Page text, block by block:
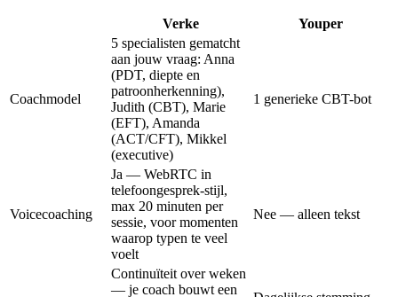
Verke Youper
Coachmodel
5 specialisten gematcht
aan jouw vraag: Anna
(PDT, diepte en
patroonherkenning),
Judith (CBT), Marie
(EFT), Amanda
(ACT/CFT), Mikkel
(executive)
1 generieke CBT-bot
Voicecoaching
Ja — WebRTC in
telefoongesprek-stijl,
max 20 minuten per
sessie, voor momenten
waarop typen te veel
voelt
Nee — alleen tekst
Continuïteit over weken
— je coach bouwt een